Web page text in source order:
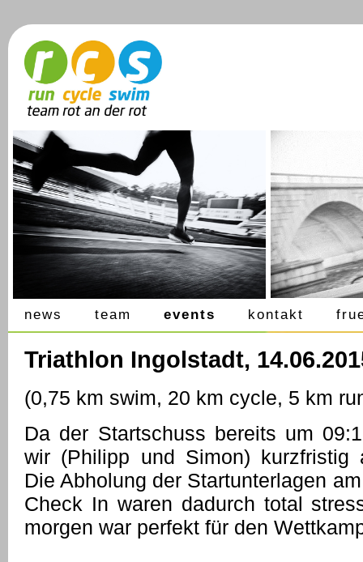
news team events kontakt
Triathlon Ingolstadt,
(0,75 km swim, 20 km cycle, 5 km
Da der Startschuss bereits um
wir (Philipp und Simon) kurzfristig
Die Abholung der Startunterlagen
Check In waren dadurch total
morgen war perfekt für den